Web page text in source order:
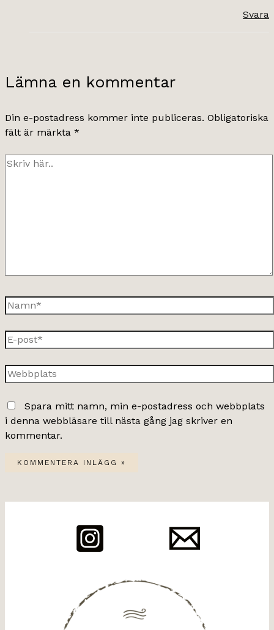
Svara
Lämna en kommentar
Din e-postadress kommer inte publiceras. Obligatoriska
fält är märkta *
Skriv
Namn*
E-
post*
Webbplats
Spara mitt namn, min e-postadress och webbplats
i denna webbläsare till nästa gång jag skriver en
kommentar.